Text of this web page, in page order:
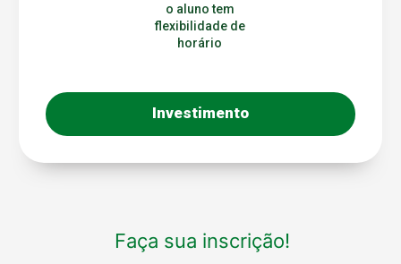
o aluno tem
flexibilidade de
horário
Investimento